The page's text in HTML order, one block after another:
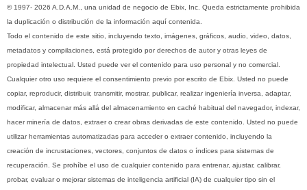
© 1997- 2026 A.D.A.M., una unidad de negocio de Ebix, Inc. Queda estrictamente prohibida
la duplicación o distribución de la información aquí contenida.
Todo el contenido de este sitio, incluyendo texto, imágenes, gráficos, audio, video, datos,
metadatos y compilaciones, está protegido por derechos de autor y otras leyes de
propiedad intelectual. Usted puede ver el contenido para uso personal y no comercial.
Cualquier otro uso requiere el consentimiento previo por escrito de Ebix. Usted no puede
copiar, reproducir, distribuir, transmitir, mostrar, publicar, realizar ingeniería inversa, adaptar,
modificar, almacenar más allá del almacenamiento en caché habitual del navegador, indexar,
hacer minería de datos, extraer o crear obras derivadas de este contenido. Usted no puede
utilizar herramientas automatizadas para acceder o extraer contenido, incluyendo la
creación de incrustaciones, vectores, conjuntos de datos o índices para sistemas de
recuperación. Se prohíbe el uso de cualquier contenido para entrenar, ajustar, calibrar,
probar, evaluar o mejorar sistemas de inteligencia artificial (IA) de cualquier tipo sin el